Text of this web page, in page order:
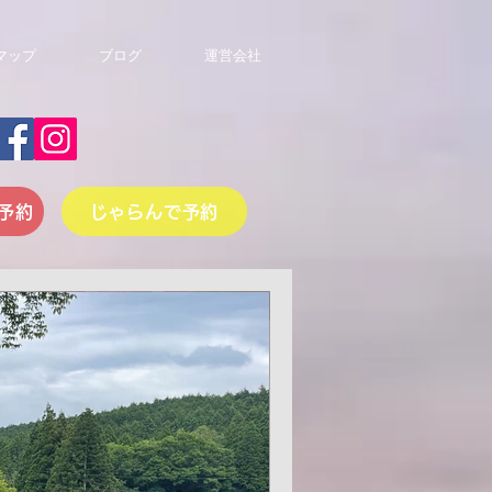
ップ ブログ 運営会社
約 じゃらんで予約
設トイレを